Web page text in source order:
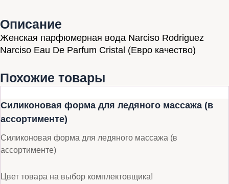
Описание
Женская парфюмерная вода Narciso Rodriguez
Narciso Eau De Parfum Cristal (Евро качество)
Похожие товары
Силиконовая форма для ледяного массажа (в
ассортименте)
Силиконовая форма для ледяного массажа (в
ассортименте)
Цвет товара на выбор комплектовщика!